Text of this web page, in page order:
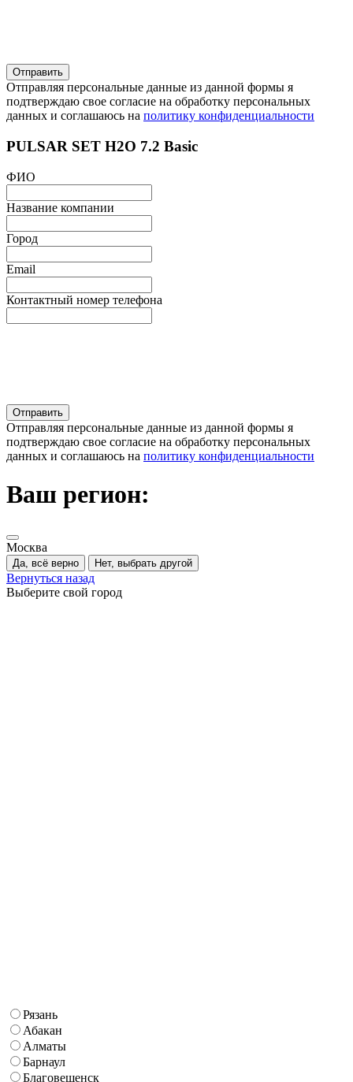
Отправляя персональные данные из данной формы я
подтверждаю свое согласие на обработку персональных
данных и соглашаюсь на политику конфиденциальности
PULSAR SET H2O 7.2 Basic
ФИО
Название компании
Город
Email
Контактный номер телефона
Отправляя персональные данные из данной формы я
подтверждаю свое согласие на обработку персональных
данных и соглашаюсь на политику конфиденциальности
Ваш регион:
Москва
Да, всё верно Нет, выбрать другой
Вернуться назад
Выберите свой город
Рязань
Абакан
Алматы
Барнаул
Благовещенск